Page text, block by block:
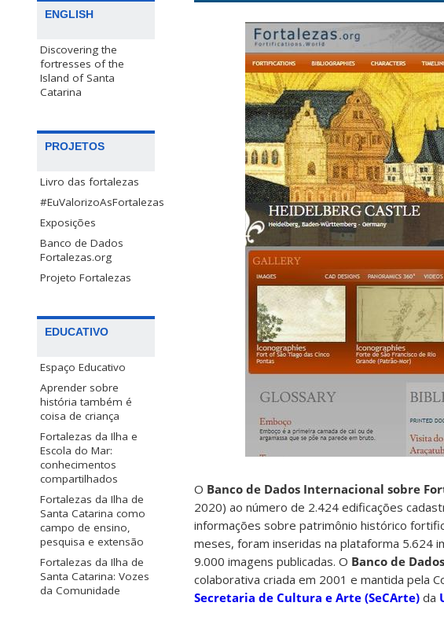
ENGLISH
Discovering the
fortresses of the
Island of Santa
Catarina
PROJETOS
Livro das fortalezas
#EuValorizoAsFortalezas
Exposições
Banco de Dados
Fortalezas.org
Projeto Fortalezas
EDUCATIVO
Espaço Educativo
Aprender sobre
história também é
coisa de criança
Fortalezas da Ilha e
Escola do Mar:
conhecimentos
compartilhados
Fortalezas da Ilha de
Santa Catarina como
campo de ensino,
pesquisa e extensão
Fortalezas da Ilha de
Santa Catarina: Vozes
da Comunidade
O Banco de Dados Internacional sobre
2020) ao número de 2.424 edificações
informações sobre patrimônio histórico
meses, foram inseridas na plataforma 5.624
9.000 imagens publicadas. O Banco de
colaborativa criada em 2001 e mantida pela
Secretaria de Cultura e Arte (SeCArte) da